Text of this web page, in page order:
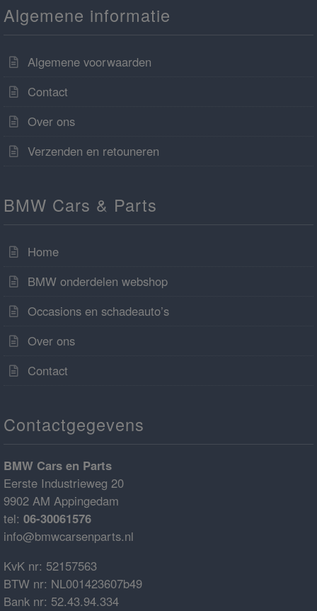
Algemene informatie
Algemene voorwaarden
Contact
Over ons
Verzenden en retouneren
BMW Cars & Parts
Home
BMW onderdelen webshop
Occasions en schadeauto’s
Over ons
Contact
Contactgegevens
BMW Cars en Parts
Eerste Industrieweg 20
9902 AM Appingedam
tel: 06-30061576
info@bmwcarsenparts.nl
KvK nr: 52157563
BTW nr: NL001423607b49
Bank nr: 52.43.94.334